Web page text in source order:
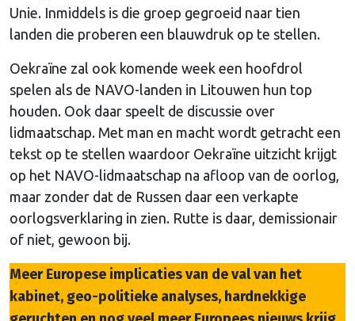
Unie. Inmiddels is die groep gegroeid naar tien
landen die proberen een blauwdruk op te stellen.
Oekraïne zal ook komende week een hoofdrol
spelen als de NAVO-landen in Litouwen hun top
houden. Ook daar speelt de discussie over
lidmaatschap. Met man en macht wordt getracht een
tekst op te stellen waardoor Oekraïne uitzicht krijgt
op het NAVO-lidmaatschap na afloop van de oorlog,
maar zonder dat de Russen daar een verkapte
oorlogsverklaring in zien. Rutte is daar, demissionair
of niet, gewoon bij.
Meer Europese implicaties van de val van het
kabinet, geo-politieke analyses, hardnekkige